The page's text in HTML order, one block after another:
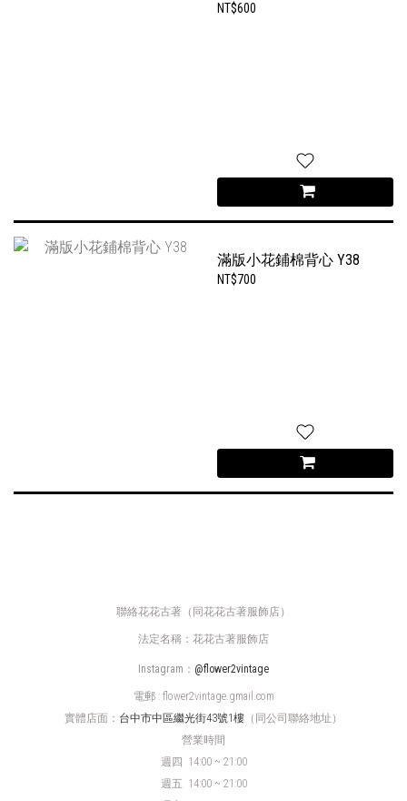
NT$600
滿版小花鋪棉背心 Y38
NT$700
聯絡花花古著（同花花古著服飾店）
法定名稱：花花古著服飾店
Instagram： @flower2vintage
電郵 : flower2vintage.gmail.com
實體店面： 台中市中區繼光街43號1樓 （同公司聯絡地址）
營業時間
週四
14:00 ~ 21:00
週五 14:00 ~ 21:00